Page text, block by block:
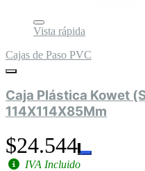
Vista rápida
Cajas de Paso PVC
Caja Plástica Kowet
114X114X85Mm
$24.544
IVA Incluido